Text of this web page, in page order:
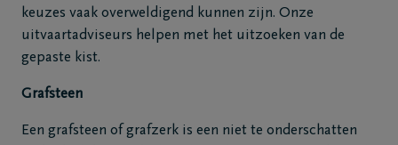
keuzes vaak overweldigend kunnen zijn. Onze
uitvaartadviseurs helpen met het uitzoeken van de
gepaste kist.
Grafsteen
Een grafsteen of grafzerk is een niet te onderschatten